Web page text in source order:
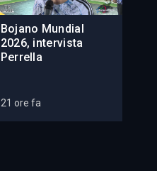
Bojano Mundial
2026, intervista
Perrella
21 ore fa